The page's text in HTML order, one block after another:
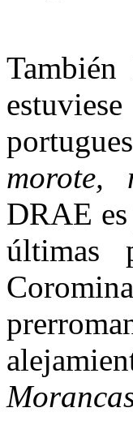
morote,
DRAE
últimas